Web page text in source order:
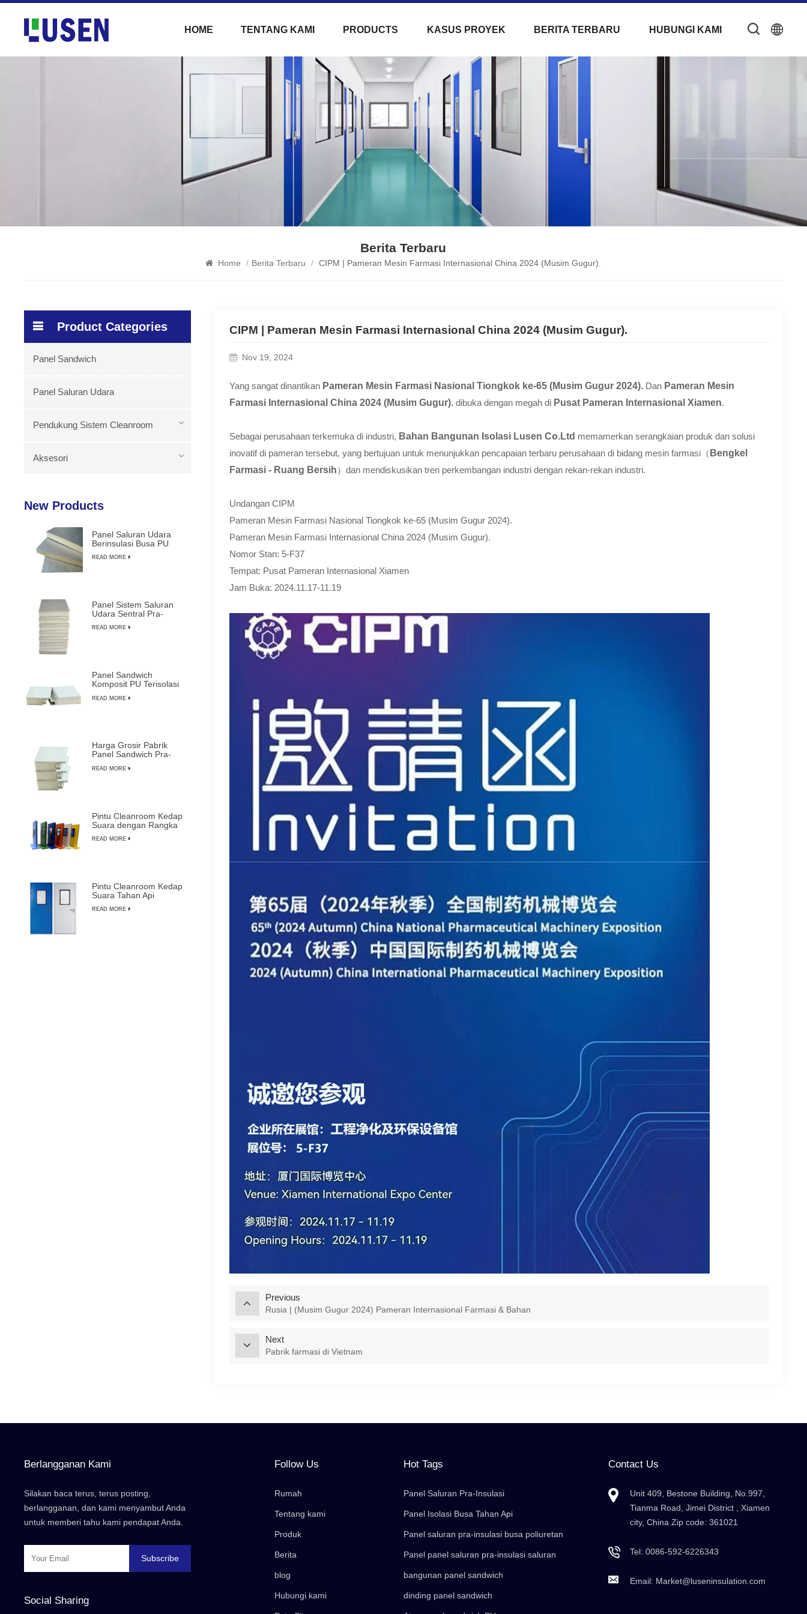
HOME TENTANG KAMI PRODUCTS KASUS PROYEK BERITA TERBARU HUBUNGI KAMI
Berita Terbaru
Home / Berita Terbaru / CIPM | Pameran Mesin Farmasi Internasional China 2024 (Musim Gugur).
CIPM | Pameran Mesin Farmasi Internasional China 2024 (Musim Gugur).
Nov 19, 2024
Yang sangat dinantikan Pameran Mesin Farmasi Nasional Tiongkok ke-65 (Musim Gugur 2024).Dan Pameran Mesin
Farmasi Internasional China 2024 (Musim Gugur).dibuka dengan megah di Pusat Pameran Internasional Xiamen.
Sebagai perusahaan terkemuka di industri, Bahan Bangunan Isolasi Lusen Co.Ltd memamerkan serangkaian produk dan solusi
inovatif di pameran tersebut, yang bertujuan untuk menunjukkan pencapaian terbaru perusahaan di bidang mesin farmasi（ Bengkel
Farmasi - Ruang Bersih）dan mendiskusikan tren perkembangan industri dengan rekan-rekan industri.
Undangan CIPM
Pameran Mesin Farmasi Nasional Tiongkok ke-65 (Musim Gugur 2024).
Pameran Mesin Farmasi Internasional China 2024 (Musim Gugur).
Nomor Stan: 5-F37
Tempat: Pusat Pameran Internasional Xiamen
Jam Buka: 2024.11.17-11.19
Previous
Rusia | (Musim Gugur 2024) Pameran Internasional Farmasi & Bahan
Next
Pabrik farmasi di Vietnam
Product Categories
Panel Sandwich
Panel Saluran Udara
Pendukung Sistem Cleanroom
Aksesori
New Products
Panel Saluran Udara
Berinsulasi Busa PU
READ MORE
Panel Sistem Saluran
Udara Sentral Pra-
Komposit
READ MORE
Panel Sandwich
Komposit PU Terisolasi
yang Dapat Disesuaikan
READ MORE
Harga Grosir Pabrik
Panel Sandwich Pra-
Lama dari LUSEN
READ MORE
Pintu Cleanroom Kedap
Suara dengan Rangka
Pembuatan
READ MORE
Pintu Cleanroom Kedap
Suara Tahan Api
dengan Penggantian
READ MORE
Berlangganan Kami
Silakan baca terus, terus posting,
berlangganan, dan kami menyambut Anda
untuk memberi tahu kami pendapat Anda.
Subscribe
Social Sharing
Follow Us
Rumah
Tentang kami
Produk
Berita
blog
Hubungi kami
Hot Tags
Panel Saluran Pra-Insulasi
Panel Isolasi Busa Tahan Api
Panel saluran pra-insulasi busa poliuretan
Panel panel saluran pra-insulasi saluran
bangunan panel sandwich
dinding panel sandwich
Contact Us
Unit 409, Bestone Building, No.997,
Tianma Road, Jimei District , Xiamen
city, China Zip code: 361021
Tel:0086-592-6226343
Email: Market@luseninsulation.com